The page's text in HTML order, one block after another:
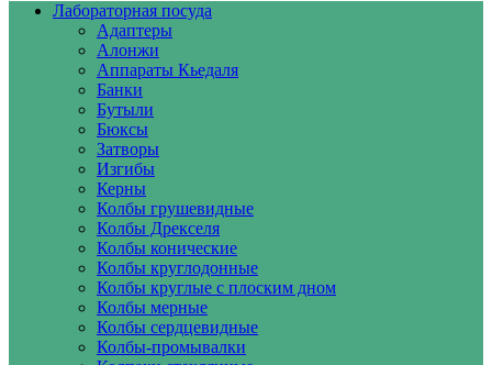
Лабораторная посуда
Адаптеры
Алонжи
Аппараты Кьедаля
Банки
Бутыли
Бюксы
Затворы
Изгибы
Керны
Колбы грушевидные
Колбы Дрекселя
Колбы конические
Колбы круглодонные
Колбы круглые с плоским дном
Колбы мерные
Колбы сердцевидные
Колбы-промывалки